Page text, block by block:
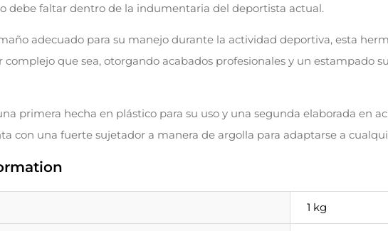
debe faltar dentro de la indumentaria del deportista actual.
adecuado para su manejo durante la actividad deportiva, esta
complejo que sea, otorgando acabados profesionales y un estampado
primera hecha en plástico para su uso y una segunda elaborada en
con una fuerte sujetador a manera de argolla para adaptarse a
1 kg